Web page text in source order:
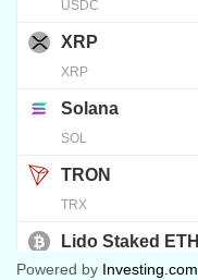
Powered by Investing.com